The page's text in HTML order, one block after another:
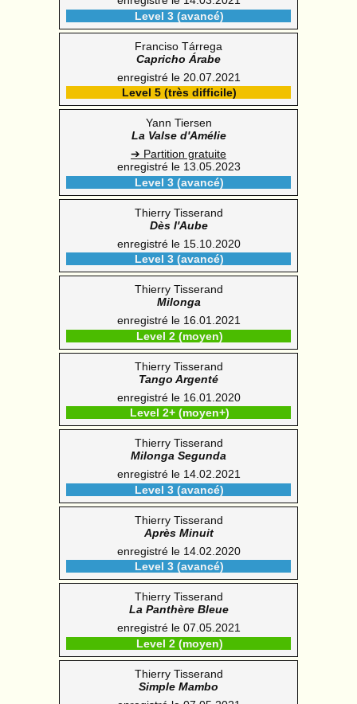
Level 3 (avancé)
Franciso Tárrega
Capricho Árabe
enregistré le 20.07.2021
Level 5 (très difficile)
Yann Tiersen
La Valse d'Amélie
➔ Partition gratuite
enregistré le 13.05.2023
Level 3 (avancé)
Thierry Tisserand
Dès l'Aube
enregistré le 15.10.2020
Level 3 (avancé)
Thierry Tisserand
Milonga
enregistré le 16.01.2021
Level 2 (moyen)
Thierry Tisserand
Tango Argenté
enregistré le 16.01.2020
Level 2+ (moyen+)
Thierry Tisserand
Milonga Segunda
enregistré le 14.02.2021
Level 3 (avancé)
Thierry Tisserand
Après Minuit
enregistré le 14.02.2020
Level 3 (avancé)
Thierry Tisserand
La Panthère Bleue
enregistré le 07.05.2021
Level 2 (moyen)
Thierry Tisserand
Simple Mambo